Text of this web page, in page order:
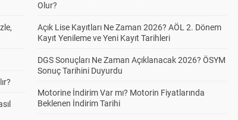
Olur?
Açık Lise Kayıtları Ne Zaman 2026? AÖL 2. Dönem
Kayıt Yenileme ve Yeni Kayıt Tarihleri
DGS Sonuçları Ne Zaman Açıklanacak 2026? ÖSYM
Sonuç Tarihini Duyurdu
Motorine İndirim Var mı? Motorin Fiyatlarında
Beklenen İndirim Tarihi